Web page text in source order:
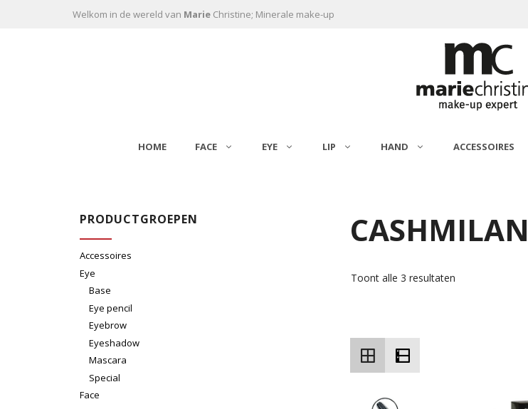
Ga naar de inhoud
Welkom in de wereld van Marie Christine; Minerale make-up
HOME FACE EYE LIP HAND ACCESSOIRES
CASHMILAN
Toont alle 3 resultaten
PRODUCTGROEPEN
Accessoires
Eye
Base
Eye pencil
Eyebrow
Eyeshadow
Mascara
Special
Face